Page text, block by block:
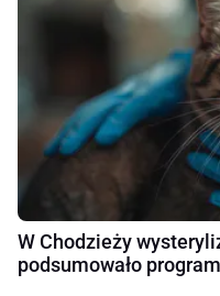
W Chodzieży
podsumowało